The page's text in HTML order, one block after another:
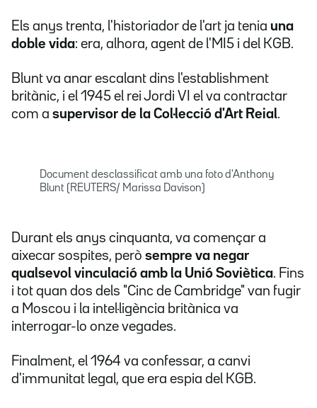
Els anys trenta, l'historiador de l'art ja tenia una
doble vida: era, alhora, agent de l'MI5 i del KGB.
Blunt va anar escalant dins l'establishment
britànic, i el 1945 el rei Jordi VI el va contractar
com a supervisor de la Col·lecció d'Art Reial.
Document desclassificat amb una foto d'Anthony
Blunt (REUTERS/ Marissa Davison)
Durant els anys cinquanta, va començar a
aixecar sospites, però sempre va negar
qualsevol vinculació amb la Unió Soviètica. Fins
i tot quan dos dels "Cinc de Cambridge" van fugir
a Moscou i la intel·ligència britànica va
interrogar-lo onze vegades.
Finalment, el 1964 va confessar, a canvi
d'immunitat legal, que era espia del KGB.